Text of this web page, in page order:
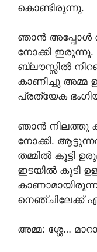
കൊണ്ടിരുന്നു.
ഞാൻ അപ്പോൾ
നോക്കി ഇരുന്നു.
ബ്ലൗസ്സിൽ
കാണിച്ചു അമ്മ
പ്രത്യേക
ഞാൻ നിലത്തു
നോക്കി.
തമ്മിൽ കൂട്ടി
ഇടയിൽ കൂടി
നെഞ്ചിലേക്ക്
അമ്മ: ശ്ശേ…